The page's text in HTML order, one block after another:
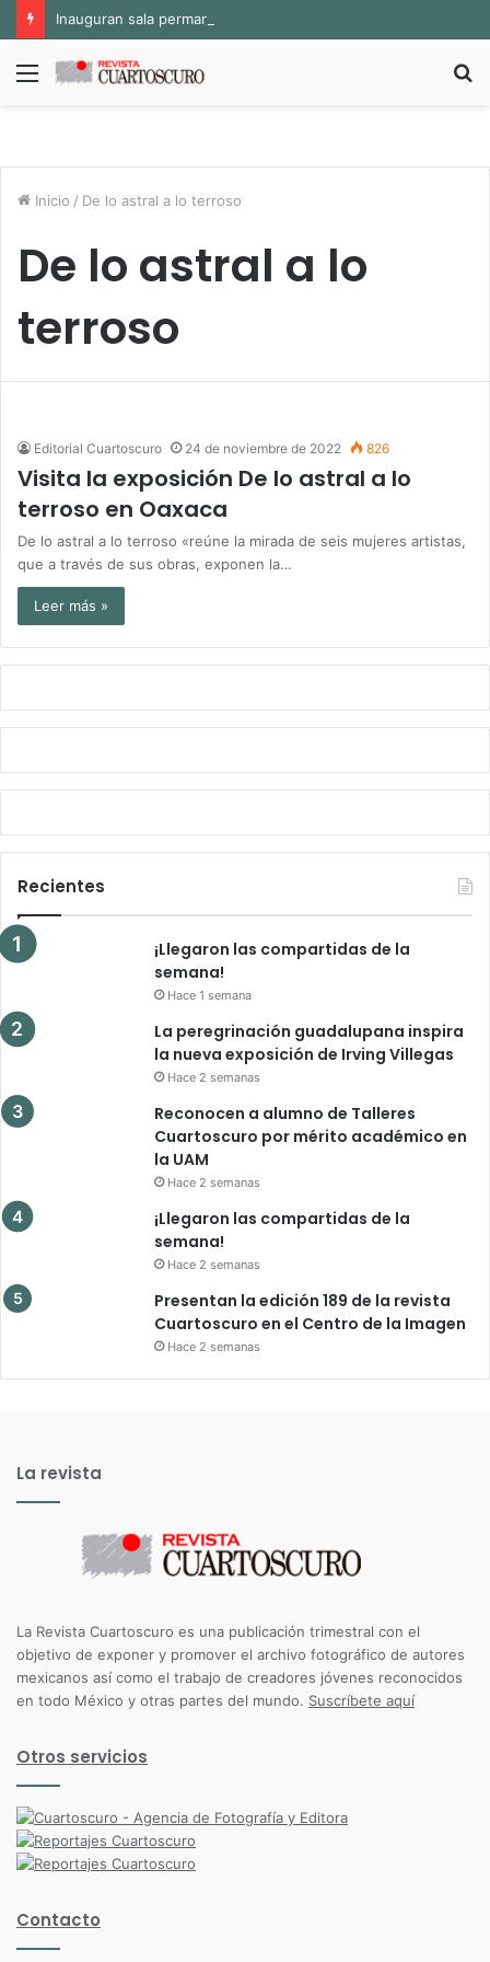
Menú
Inicio / De lo astral a lo terroso
De lo astral a lo
terroso
Editorial Cuartoscuro 24 de noviembre de 2022 826
Visita la exposición De lo astral a lo
terroso en Oaxaca
De lo astral a lo terroso «reúne la mirada de seis mujeres artistas,
que a través de sus obras, exponen la…
Leer más »
Recientes
¡Llegaron las compartidas de la
semana!
Hace 1 semana
La peregrinación guadalupana inspira
la nueva exposición de Irving Villegas
Hace 2 semanas
Reconocen a alumno de Talleres
Cuartoscuro por mérito académico en
la UAM
Hace 2 semanas
¡Llegaron las compartidas de la
semana!
Hace 2 semanas
Presentan la edición 189 de la revista
Cuartoscuro en el Centro de la Imagen
Hace 2 semanas
La revista
La Revista Cuartoscuro es una publicación trimestral con el
objetivo de exponer y promover el archivo fotográfico de autores
mexicanos así como el trabajo de creadores jóvenes reconocidos
en todo México y otras partes del mundo. Suscríbete aquí
Otros servicios
Contacto